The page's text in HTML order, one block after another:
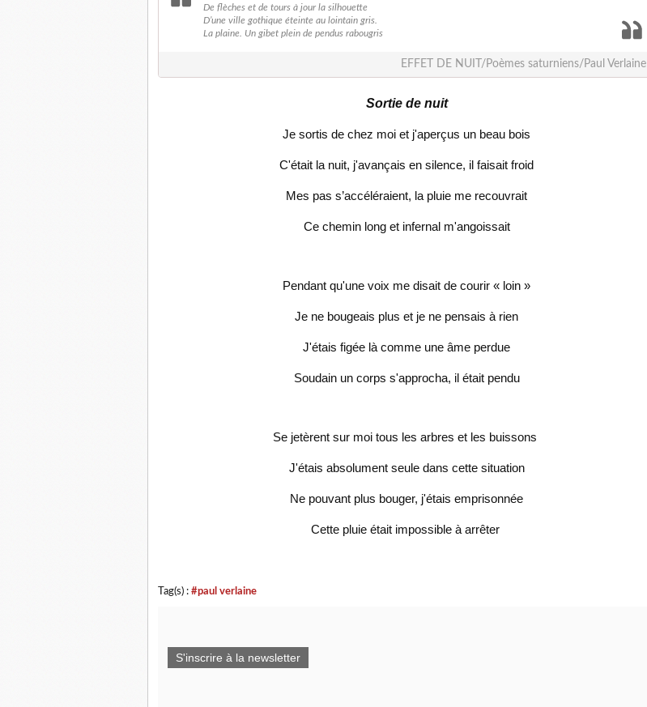
De flèches et de tours à jour la silhouette
D’une ville gothique éteinte au lointain gris.
La plaine. Un gibet plein de pendus rabougris
EFFET DE NUIT/Poèmes saturniens/Paul Verlaine
Sortie de nuit
Je sortis de chez moi et j'aperçus un beau bois
C'était la nuit, j'avançais en silence, il faisait froid
Mes pas s’accéléraient, la pluie me recouvrait
Ce chemin long et infernal m'angoissait
Pendant qu'une voix me disait de courir « loin »
Je ne bougeais plus et je ne pensais à rien
J'étais figée là comme une âme perdue
Soudain un corps s'approcha, il était pendu
Se jetèrent sur moi tous les arbres et les buissons
J'étais absolument seule dans cette situation
Ne pouvant plus bouger, j'étais emprisonnée
Cette pluie était impossible à arrêter
Tag(s) : #paul verlaine
S'inscrire à la newsletter